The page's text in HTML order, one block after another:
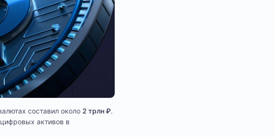
составил около 2 трлн ₽.
активов в